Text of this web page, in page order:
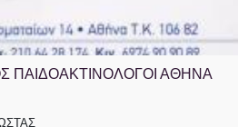
ΠΑΙΔΟΑΚΤΙΝΟΛΟΓΟΙ ΑΘΗΝΑ